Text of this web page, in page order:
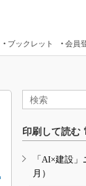
ブックレット 会員
印刷して読む
「AI×建設
月）